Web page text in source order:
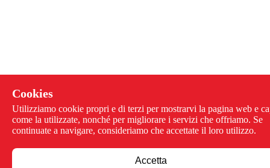
Cookies
Utilizziamo cookie propri e di terzi per mostrarvi la pagina web e
come la utilizzate, nonché per migliorare i servizi che offriamo. Se
continuate a navigare, consideriamo che accettate il loro utilizzo.
Accetta